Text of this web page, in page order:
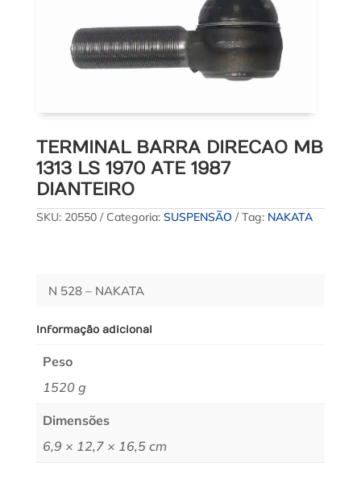
TERMINAL BARRA DIRECAO MB
1313 LS 1970 ATE 1987
DIANTEIRO
SKU: 20550 Categoria: SUSPENSÃO Tag: NAKATA
N 528 – NAKATA
Informação adicional
Peso
1520 g
Dimensões
6,9 × 12,7 × 16,5 cm